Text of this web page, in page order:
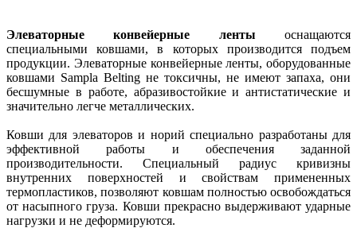
Элеваторные конвейерные ленты оснащаются
специальными ковшами, в которых производится подъем
продукции. Элеваторные конвейерные ленты, оборудованные
ковшами Sampla Belting не токсичны, не имеют запаха, они
бесшумные в работе, абразивостойкие и антистатические и
значительно легче металлических.
Ковши для элеваторов и норий специально разработаны для
эффективной работы и обеспечения заданной
производительности. Специальный радиус кривизны
внутренних поверхностей и свойствам примененных
термопластиков, позволяют ковшам полностью освобождаться
от насыпного груза. Ковши прекрасно выдерживают ударные
нагрузки и не деформируются.